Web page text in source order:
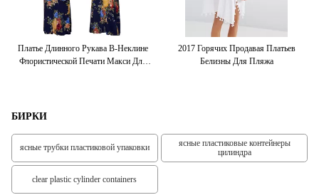
Платье Длинного Рукава В-Неклине
Флористической Печати Макси Для
2017 Горячих Продавая Платьев
Белизны Для Пляжа
БИРКИ
ясные трубки пластиковой упаковки
ясные пластиковые контейнеры
цилиндра
clear plastic cylinder containers